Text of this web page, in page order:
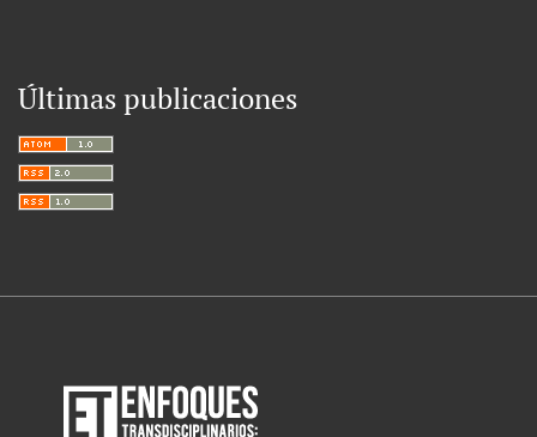
Últimas publicaciones